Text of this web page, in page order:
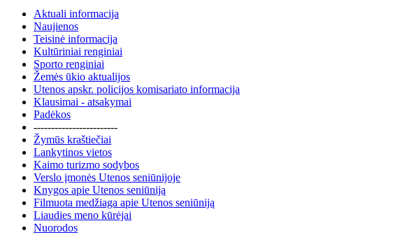
Aktuali informacija
Naujienos
Teisinė informacija
Kultūriniai renginiai
Sporto renginiai
Žemės ūkio aktualijos
Utenos apskr. policijos komisariato informacija
Klausimai - atsakymai
Padėkos
------------------------
Žymūs kraštiečiai
Lankytinos vietos
Kaimo turizmo sodybos
Verslo įmonės Utenos seniūnijoje
Knygos apie Utenos seniūniją
Filmuota medžiaga apie Utenos seniūniją
Liaudies meno kūrėjai
Nuorodos